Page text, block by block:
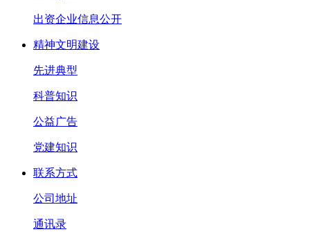
出资企业信息公开
精神文明建设
先进典型
科普知识
公益广告
党建知识
联系方式
公司地址
通讯录